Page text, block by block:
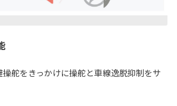
操舵をきっかけに操舵と車線逸脱抑制をサ